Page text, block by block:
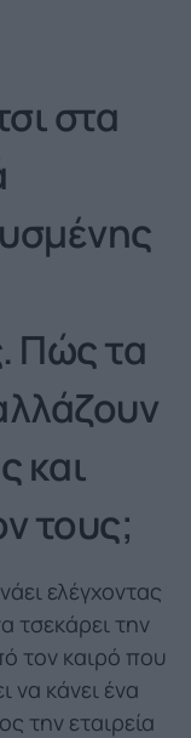
στα
Πώς τα
και
τους;
ελέγχοντας
τσεκάρει την
τον καιρό που
να κάνει ένα
την εταιρεία